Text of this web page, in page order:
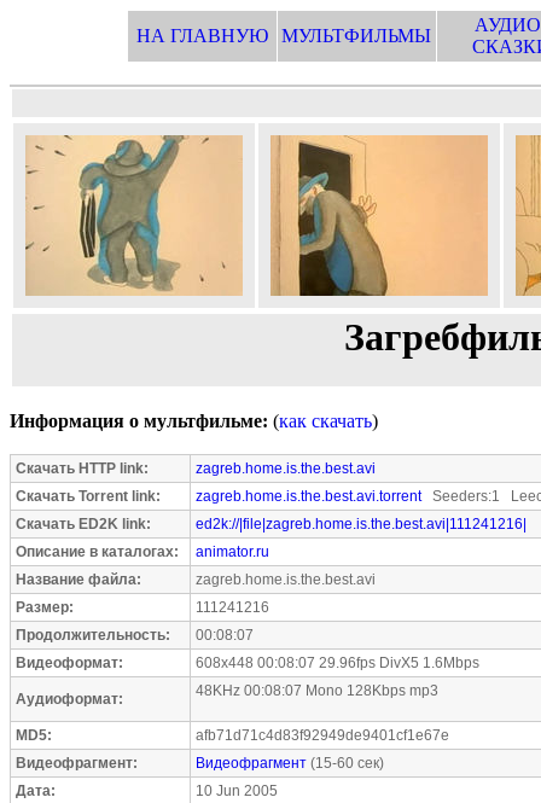
НА ГЛАВНУЮ МУЛЬТФИЛЬМЫ
Информация о мультфильме: (как скачать)
Скачать HTTP link:
zagreb.home.is.the.best.avi
Скачать Torrent link:
zagreb.home.is.the.best.avi.torrentSeeders:1
Скачать ED2K link:
ed2k://|file|zagreb.home.is.the.best.avi|111241216|
Описание в каталогах:
animator.ru
Название файла:
zagreb.home.is.the.best.avi
Размер:
111241216
Продолжительность:
00:08:07
Видеоформат:
608x448 00:08:07 29.96fps DivX5 1.6Mbps
Аудиоформат: 48KHz 00:08:07 Mono 128Kbps mp3
MD5:
afb71d71c4d83f92949de9401cf1e67e
Видеофрагмент:
Видеофрагмент (15-60 сек)
Дата:
10 Jun 2005